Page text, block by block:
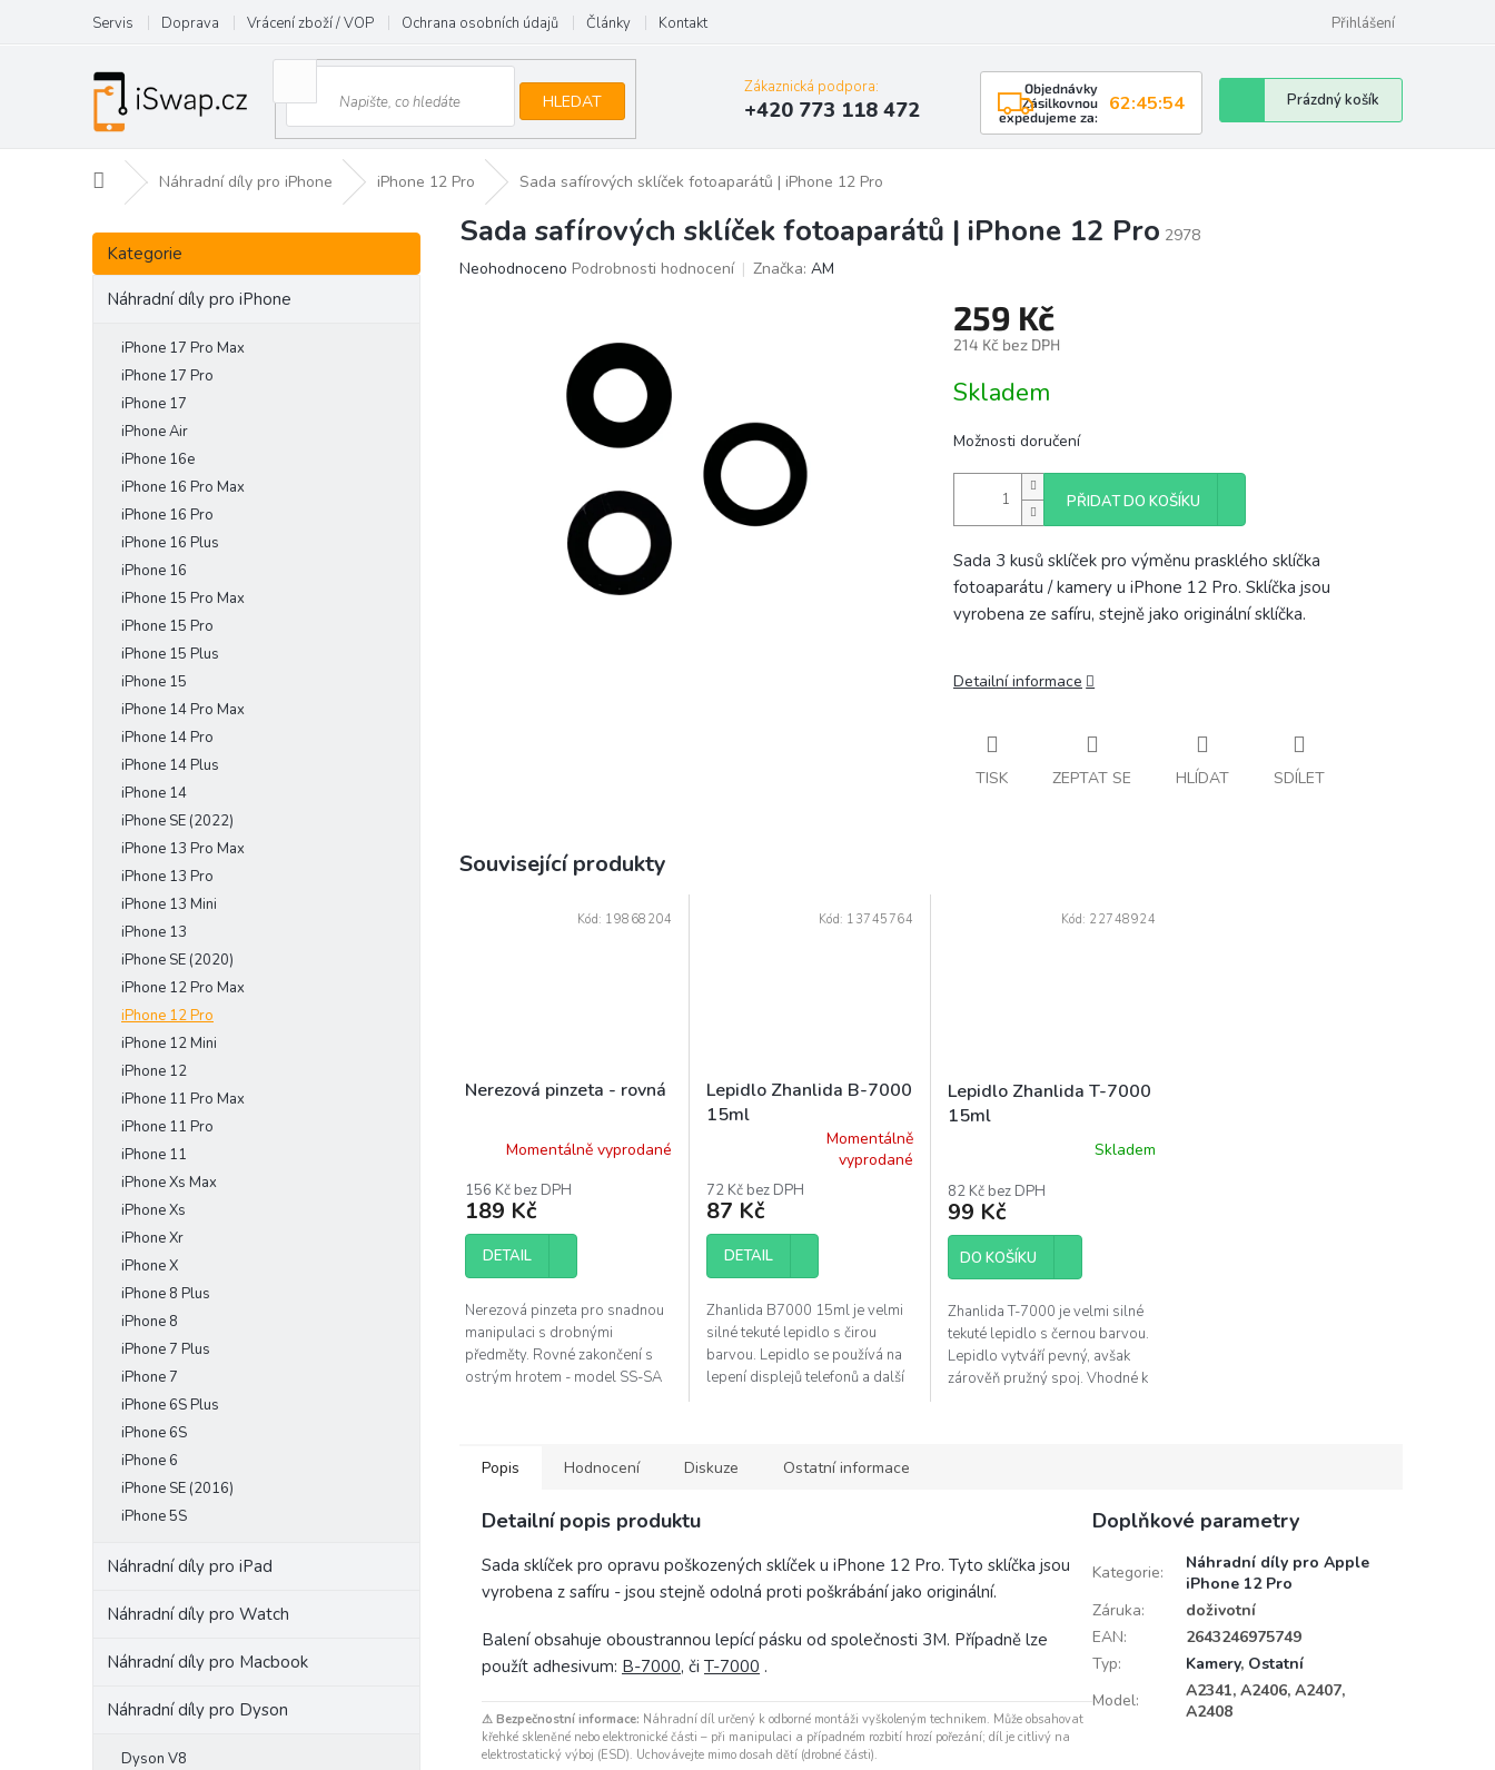
obsah
Servis Doprava Vrácení zboží / VOP Ochrana osobních údajů Články Kontakt Přihlášení
HLEDAT
Zákaznická podpora:
+420 773 118 472
Objednávky
Zásilkovnou
expedujeme za:
62:45:54
Nákupní
košík
Prázdný košík
Domů Náhradní díly pro iPhone iPhone 12 Pro Sada safírových sklíček fotoaparátů | iPhone 12 Pro
P
s
Přeskočit
kategorie
Kategorie
Náhradní díly pro iPhone
iPhone 17 Pro Max
iPhone 17 Pro
iPhone 17
iPhone Air
iPhone 16e
iPhone 16 Pro Max
iPhone 16 Pro
iPhone 16 Plus
iPhone 16
iPhone 15 Pro Max
iPhone 15 Pro
iPhone 15 Plus
iPhone 15
iPhone 14 Pro Max
iPhone 14 Pro
iPhone 14 Plus
iPhone 14
iPhone SE (2022)
iPhone 13 Pro Max
iPhone 13 Pro
iPhone 13 Mini
iPhone 13
iPhone SE (2020)
iPhone 12 Pro Max
iPhone 12 Pro
iPhone 12 Mini
iPhone 12
iPhone 11 Pro Max
iPhone 11 Pro
iPhone 11
iPhone Xs Max
iPhone Xs
iPhone Xr
iPhone X
iPhone 8 Plus
iPhone 8
iPhone 7 Plus
iPhone 7
iPhone 6S Plus
iPhone 6S
iPhone 6
iPhone SE (2016)
iPhone 5S
Náhradní díly pro iPad
Náhradní díly pro Watch
Náhradní díly pro Macbook
Náhradní díly pro Dyson
Dyson V8
Sada safírových sklíček fotoaparátů | iPhone 12 Pro 2978
Průměrné
Neohodnoceno Podrobnosti hodnocení Značka: AM
259 Kč
214 Kč bez DPH
cena:
Skladem
Možnosti doručení
PŘIDAT DO KOŠÍKU
Sada 3 kusů sklíček pro výměnu prasklého sklíčka
fotoaparátu / kamery u iPhone 12 Pro. Sklíčka jsou
vyrobena ze safíru, stejně jako originální sklíčka.
Detailní informace
TISK ZEPTAT SE HLÍDAT SDÍLET
Související produkty
Nerezová pinzeta - rovná
Momentálně vyprodané
156 Kč bez DPH
189 Kč
DETAIL
Nerezová pinzeta pro snadnou
manipulaci s drobnými
předměty. Rovné zakončení s
ostrým hrotem - model SS-SA
Kód: 19868204
Lepidlo Zhanlida B-7000
15ml
produktu
je
3,9
5
hvězdiček.
Momentálně
vyprodané
72 Kč bez DPH
87 Kč
DETAIL
Zhanlida B7000 15ml je velmi
silné tekuté lepidlo s čirou
barvou. Lepidlo se používá na
lepení displejů telefonů a další
Kód: 13745764
Lepidlo Zhanlida T-7000
15ml
produktu
je
3,5
5
hvězdiček.
Skladem
82 Kč bez DPH
99 Kč
DO KOŠÍKU
Zhanlida T-7000 je velmi silné
tekuté lepidlo s černou barvou.
Lepidlo vytváří pevný, avšak
zárověň pružný spoj. Vhodné k
Kód: 22748924
Popis Hodnocení Diskuze Ostatní informace
Detailní popis produktu
Sada sklíček pro opravu poškozených sklíček u iPhone 12 Pro. Tyto sklíčka jsou
vyrobena z safíru - jsou stejně odolná proti poškrábání jako originální.
Balení obsahuje oboustrannou lepící pásku od společnosti 3M. Případně lze
použít adhesivum: B-7000, či T-7000 .
⚠ Bezpečnostní informace: Náhradní díl určený k odborné montáži vyškoleným technikem. Může obsahovat
křehké skleněné nebo elektronické části – při manipulaci a případném rozbití hrozí pořezání; díl je citlivý na
elektrostatický výboj (ESD). Uchovávejte mimo dosah dětí (drobné části).
Doplňkové parametry
Kategorie:
Náhradní díly pro Apple
iPhone 12 Pro
Záruka:
doživotní
EAN:
2643246975749
Typ: Kamery, Ostatní
Model:
A2341, A2406, A2407,
A2408